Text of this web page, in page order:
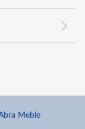
Meble